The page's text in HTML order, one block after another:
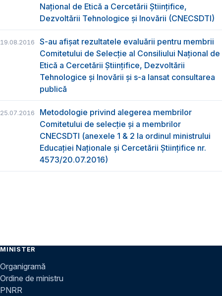
Național de Etică a Cercetării Științifice,
Dezvoltării Tehnologice şi Inovării (CNECSDTI)
19.08.2016
S-au afişat rezultatele evaluării pentru membrii
Comitetului de Selecţie al Consiliului Național de
Etică a Cercetării Științifice, Dezvoltării
Tehnologice și Inovării şi s-a lansat consultarea
publică
25.07.2016
Metodologie privind alegerea membrilor
Comitetului de selecţie şi a membrilor
CNECSDTI (anexele 1 & 2 la ordinul ministrului
Educaţiei Naţionale şi Cercetării Ştiinţifice nr.
4573/20.07.2016)
MINISTER
Organigramă
Ordine de ministru
PNRR